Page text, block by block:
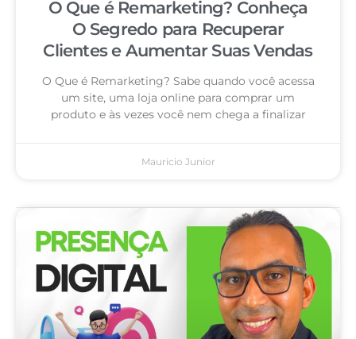
O Que é Remarketing? Conheça
O Segredo para Recuperar
Clientes e Aumentar Suas Vendas
O Que é Remarketing? Sabe quando você acessa
um site, uma loja online para comprar um
produto e às vezes você nem chega a finalizar
Mauricio Junior